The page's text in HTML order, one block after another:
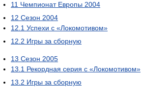
11 Чемпионат Европы 2004
12 Сезон 2004
12.1 Успехи с «Локомотивом»
12.2 Игры за сборную
13 Сезон 2005
13.1 Рекордная серия с «Локомотивом»
13.2 Игры за сборную